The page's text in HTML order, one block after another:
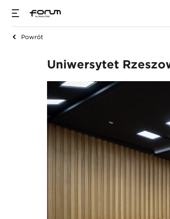
Powrót
Uniwersytet
Uniwersytet